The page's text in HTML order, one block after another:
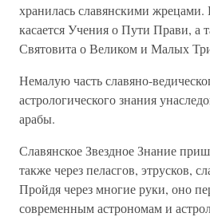
хранилась славянскими жрецами.
касается Учения о Пути Прави, а
Святовита о Великом и Малых
Немалую часть славяно-
астрологического знания
арабы.
Славянское Звездное Знание
также через пеласгов, этрусков,
Пройдя через многие руки, оно
современным астрономам и